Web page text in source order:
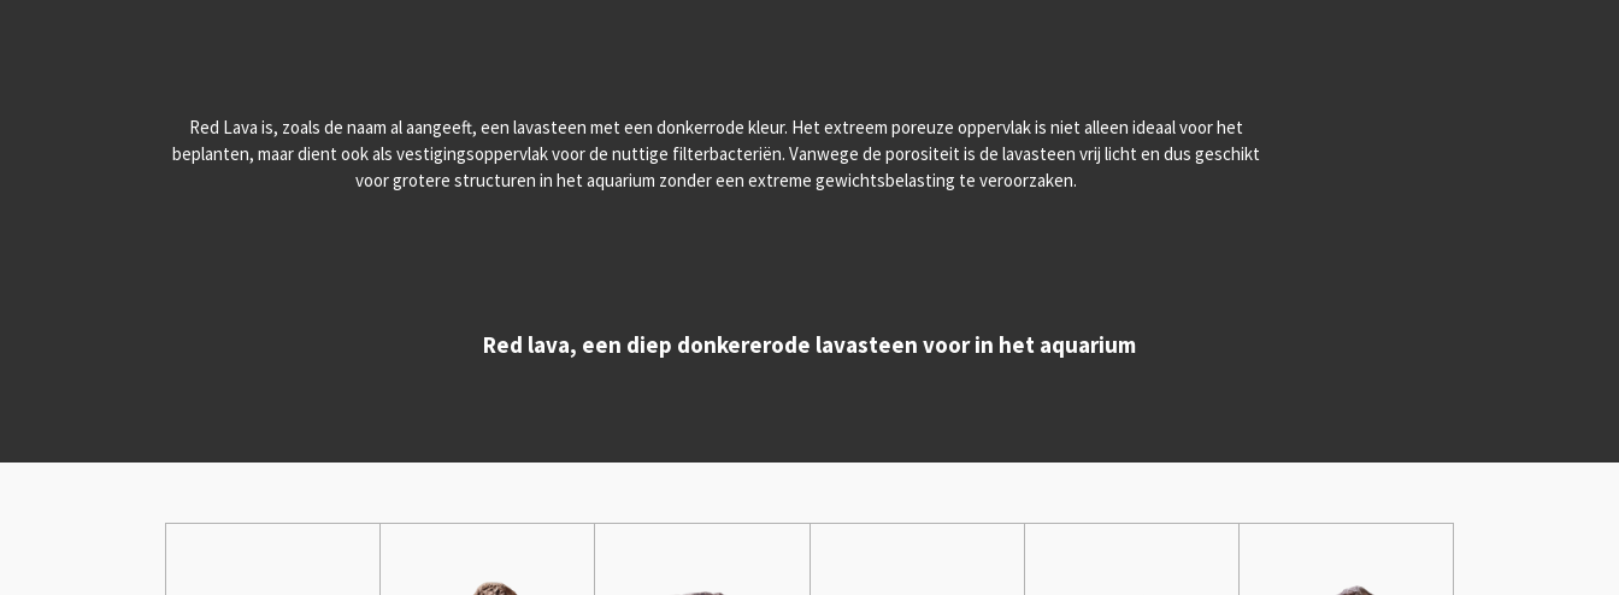
Red Lava is, zoals de naam al aangeeft, een lavasteen met een donkerrode kleur. Het extreem poreuze oppervlak is niet alleen ideaal voor het
beplanten, maar dient ook als vestigingsoppervlak voor de nuttige filterbacteriën. Vanwege de porositeit is de lavasteen vrij licht en dus geschikt
voor grotere structuren in het aquarium zonder een extreme gewichtsbelasting te veroorzaken.
Red lava, een diep donkererode lavasteen voor in het aquarium